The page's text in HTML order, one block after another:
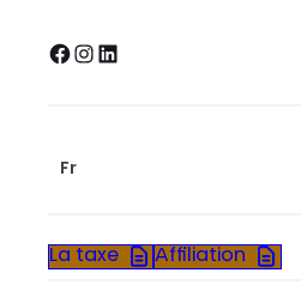
Facebook InstagramLinkedIn
Fr
La taxe Affiliation